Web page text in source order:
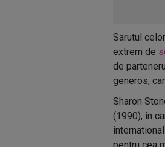
Sarutul
extrem de
de
generos,
Sharon
(1990), in